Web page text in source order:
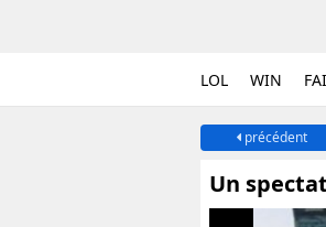
LOL WIN
précédent
Un